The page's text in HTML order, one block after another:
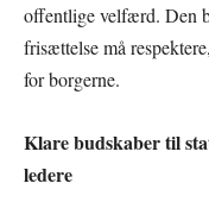
offentlige velfærd. Den
frisættelse må
for borgerne.
Klare budskaber til
ledere